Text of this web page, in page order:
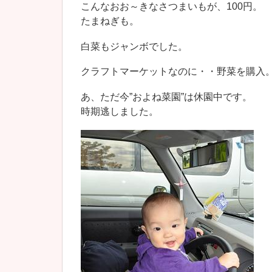
こんなおお～きなさつまいもが、100円。
たまねぎも。
白菜もジャンボでした。
クラフトマーケットなのに・・野菜を購入
あ、ただ今”およね菜園”は休園中です。
時期逃しました。